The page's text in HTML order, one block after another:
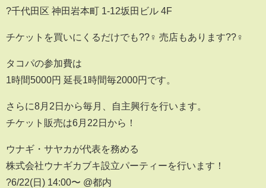
?千代田区 神田岩本町 1-12坂田ビル 4F
チケットを買いにくるだけでも??‍♀️ 売店もあります??‍♀️
タコパの参加費は
1時間5000円 延長1時間毎2000円です。
さらに8月2日から毎月、自主興行を行います。
チケット販売は6月22日から！
ウナギ・サヤカが代表を務める
株式会社ウナギカブキ設立パーティーを行います！
?️6/22(日) 14:00〜 @都内